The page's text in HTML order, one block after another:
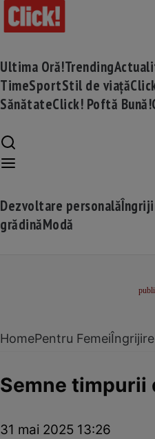
Ultima Oră!Trending
TimeSportStil de viață
SănătateClick! Poftă Bună!
Dezvoltare personală
grădinăModă
HomePentru Femei
Semne timpurii
31 mai 2025 13:26